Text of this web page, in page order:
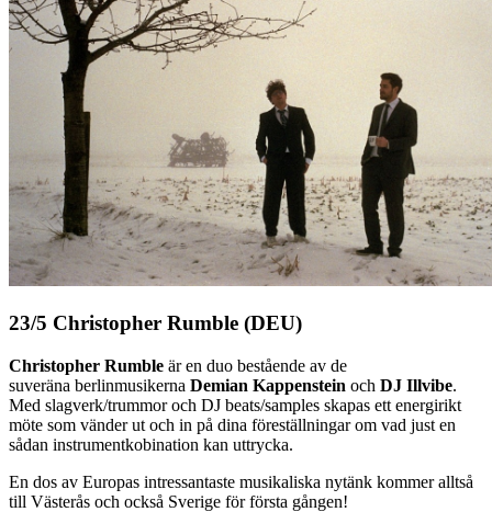
23/5 Christopher Rumble (DEU)
Christopher Rumble är en duo bestående av de
suveräna berlinmusikerna Demian Kappenstein och DJ Illvibe.
Med slagverk/trummor och DJ beats/samples skapas ett energirikt
möte som vänder ut och in på dina föreställningar om vad just en
sådan instrumentkobination kan uttrycka.
En dos av Europas intressantaste musikaliska nytänk kommer alltså
till Västerås och också Sverige för första gången!